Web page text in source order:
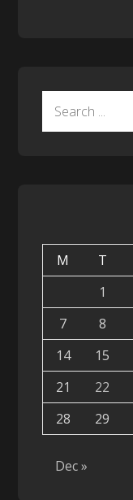
M T
1
7
8
14
15
21
22
28
29
Dec »